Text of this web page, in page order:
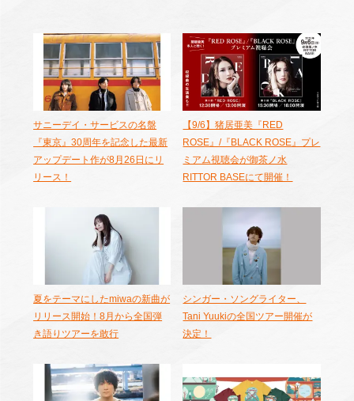
サニーデイ・サービスの名盤
『東京』30周年を記念した最新
アップデート作が8月26日にリ
リース！
【9/6】猪居亜美『RED
ROSE』/『BLACK ROSE』プレ
ミアム視聴会が御茶ノ水
RITTOR BASEにて開催！
夏をテーマにしたmiwaの新曲が
リリース開始！8月から全国弾
き語りツアーを敢行
シンガー・ソングライター、
Tani Yuukiの全国ツアー開催が
決定！